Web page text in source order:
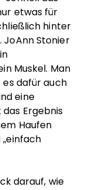
etwas für
hinter
Stonier
Muskel. Man
es dafür auch
eine
Ergebnis
Haufen
darauf, wie